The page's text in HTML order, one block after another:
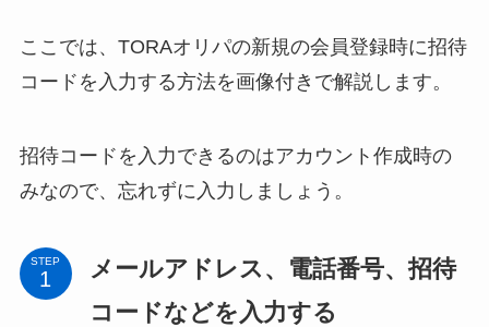
ここでは、TORAオリパの新規の会員登録時に招待
コードを入力する方法を画像付きで解説します。
招待コードを入力できるのはアカウント作成時の
みなので、忘れずに入力しましょう。
STEP
メールアドレス、電話番号、招待
コードなどを入力する